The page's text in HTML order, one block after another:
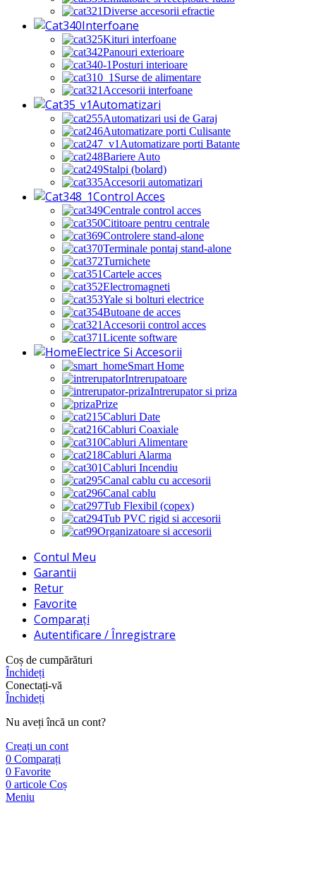
Diverse accesorii efractie
Interfoane
Kituri interfoane
Panouri exterioare
Posturi interioare
Surse de alimentare
Accesorii interfoane
Automatizari
Automatizari usi de Garaj
Automatizare porti Culisante
Automatizare porti Batante
Bariere Auto
Stalpi (bolard)
Accesorii automatizari
Control Acces
Centrale control acces
Cititoare pentru centrale
Controlere stand-alone
Terminale pontaj stand-alone
Turnichete
Cartele acces
Electromagneti
Yale si bolturi electrice
Butoane de acces
Accesorii control acces
Licente software
Electrice Si Accesorii
Smart Home
Intrerupatoare
Intrerupator si priza
Prize
Cabluri Date
Cabluri Coaxiale
Cabluri Alimentare
Cabluri Alarma
Cabluri Incendiu
Canal cablu cu accesorii
Canal cablu
Tub Flexibil (copex)
Tub PVC rigid si accesorii
Organizatoare si accesorii
Contul Meu
Garantii
Retur
Favorite
Comparați
Autentificare / Înregistrare
Coș de cumpărături
Închideți
Conectați-vă
Închideți
Nu aveți încă un cont?
Creați un cont
0 Comparați
0 Favorite
0 articole Coș
Meniu